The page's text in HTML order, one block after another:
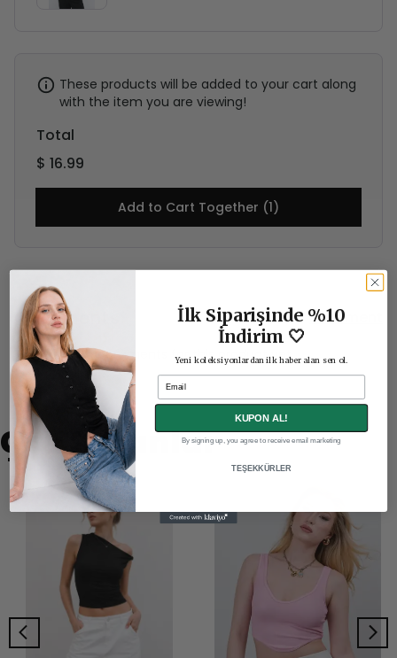
These products will be added to your cart along
with the item you are viewing!
Total
$ 16.99
Add to Cart Together (1)
Comments Comment
There are no comments for this product yet.
Çok Satanlar
İlk Siparişinde %10
İndirim 🤍
Yeni koleksiyonlardan ilk haber alan sen ol.
Email
KUPON AL!
By signing up, you agree to receive email marketing
TEŞEKKÜRLER